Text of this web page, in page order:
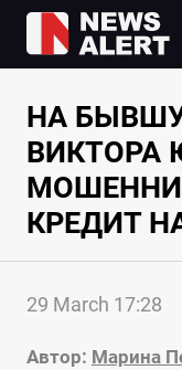
НА
ВИКТОРА
КРЕДИТ
29 March 17:28
Автор: Марина